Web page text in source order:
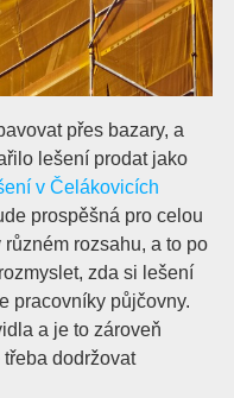
přes bazary, a
lešení prodat jako
v Čelákovicích
prospěšná pro celou
rozsahu, a to po
zda si lešení
pracovníky půjčovny.
a je to zároveň
dodržovat